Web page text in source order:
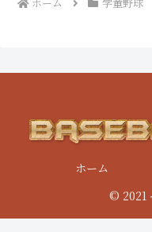
ホーム
© 2021